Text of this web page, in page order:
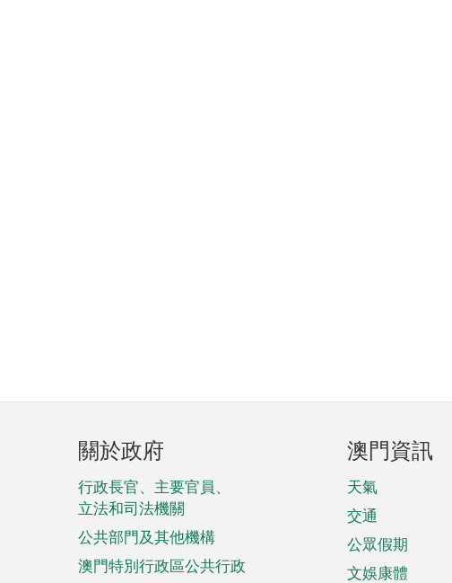
頁
腳
菜
單
關於政府
行政長官、主要官員、
立法和司法機關
公共部門及其他機構
澳門特別行政區公共行政
澳門資訊
天氣
交通
公眾假期
文娛康體